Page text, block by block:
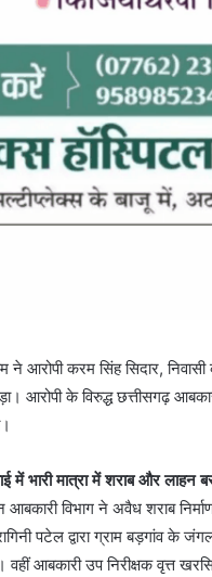
ने आरोपी करम सिंह सिदार,
आरोपी के विरुद्ध छत्तीसगढ़
में भारी मात्रा में शराब और लाहन
आबकारी विभाग ने अवैध शराब
पटेल द्वारा ग्राम बड़गांव
वहीं आबकारी उप निरीक्षक वृत्त